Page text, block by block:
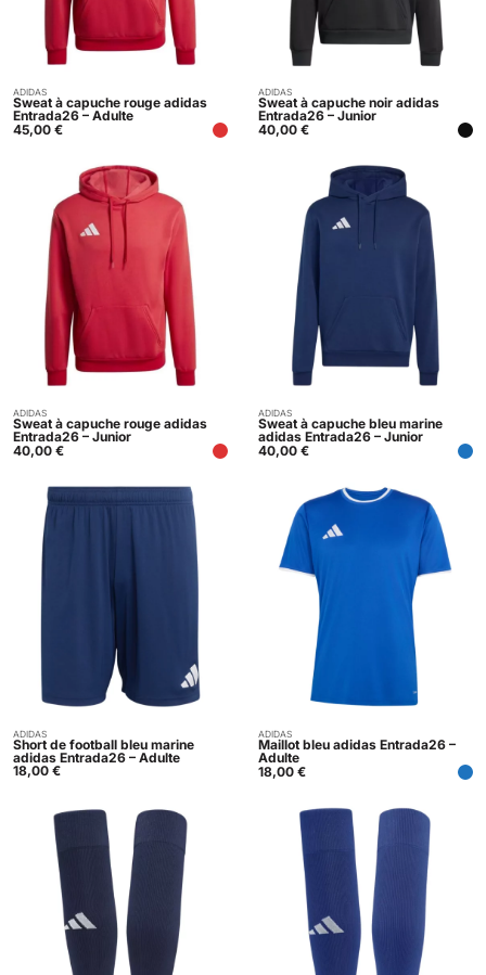
ADIDAS
Sweat à capuche rouge adidas
Entrada26 – Adulte
45,00 €
Acheter
ADIDAS
Sweat à capuche noir adidas
Entrada26 – Junior
40,00 €
ADIDAS
Sweat à capuche rouge adidas
Entrada26 – Junior
40,00 €
Acheter
ADIDAS
Sweat à capuche bleu marine
adidas Entrada26 – Junior
40,00 €
Acheter
ADIDAS
Short de football bleu marine
adidas Entrada26 – Adulte
18,00 €
Acheter
ADIDAS
Maillot bleu adidas Entrada26 –
Adulte
18,00 €